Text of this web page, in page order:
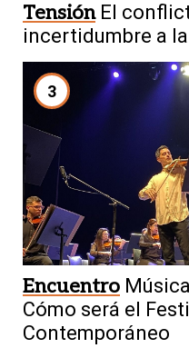
Tensión El
incertidumbre a
3
Encuentro
Cómo será el
Contemporáneo